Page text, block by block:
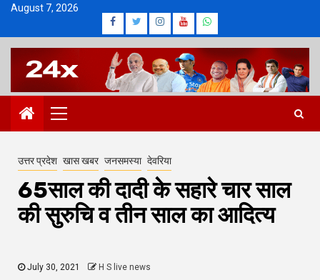
Skip
content
August 7, 2026
Facebook
Twitter
Instagram
Youtube
Whatsapp
Primary
Menu
उत्तर प्रदेश खास खबर जनसमस्या देवरिया
65साल की दादी के सहारे चार साल
की सुरुचि व तीन साल का आदित्य
July 30, 2021 H S live news